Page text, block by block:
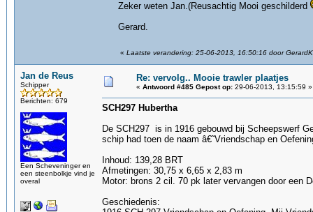
Zeker weten Jan.(Reusachtig Mooi geschilderd
Gerard.
« Laatste verandering: 25-06-2013, 16:50:16 door
Jan de Reus
Schipper
Berichten: 679
Een Scheveninger en
een steenbolkje vind je
overal
Re: vervolg.. Mooie trawler plaatjes
« Antwoord #485 Gepost op:29-06-2013, 13:15:59 »
SCH297 Hubertha
De SCH297 is in 1916 gebouwd bij Scheepswerf
schip had toen de naam â€˜Vriendschap en
Inhoud: 139,28 BRT
Afmetingen: 30,75 x 6,65 x 2,83 m
Motor: brons 2 cil. 70 pk later vervangen door een
Geschiedenis: